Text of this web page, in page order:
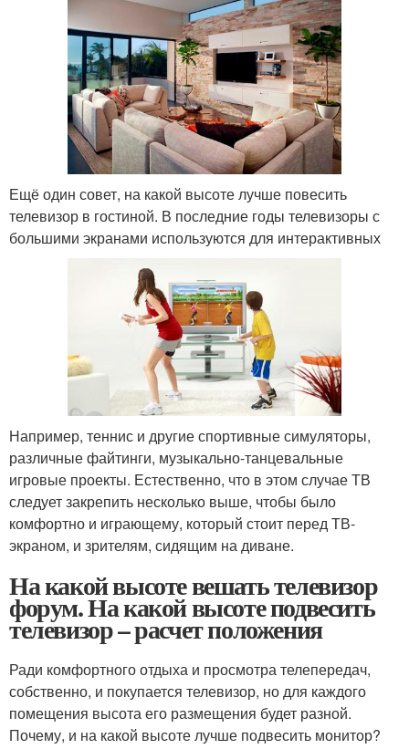
Ещё один совет, на какой высоте лучше повесить
телевизор в гостиной. В последние годы телевизоры с
большими экранами используются для интерактивных
Например, теннис и другие спортивные симуляторы,
различные файтинги, музыкально-танцевальные
игровые проекты. Естественно, что в этом случае ТВ
следует закрепить несколько выше, чтобы было
комфортно и играющему, который стоит перед ТВ-
экраном, и зрителям, сидящим на диване.
На какой высоте вешать телевизор
форум. На какой высоте подвесить
телевизор – расчет положения
Ради комфортного отдыха и просмотра телепередач,
собственно, и покупается телевизор, но для каждого
помещения высота его размещения будет разной.
Почему, и на какой высоте лучше подвесить монитор?